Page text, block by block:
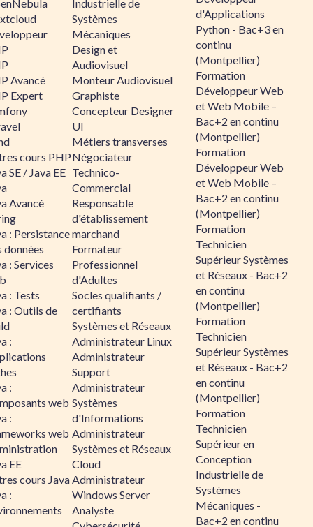
Avancé
Expert
cours PHP
SE / Java EE
Avancé
: Persistance
données
: Services
: Tests
: Outils de
:
:
web
:
web
EE
cours Java
:
Industrielle de
Systèmes
Mécaniques
Design et
Audiovisuel
Monteur Audiovisuel
Graphiste
Concepteur Designer
UI
Métiers transverses
Négociateur
Technico-
Commercial
Responsable
d'établissement
marchand
Formateur
Professionnel
d'Adultes
Socles qualifiants /
certifiants
Systèmes et Réseaux
Administrateur Linux
Administrateur
Support
Administrateur
Systèmes
d'Informations
Administrateur
Systèmes et Réseaux
Cloud
Administrateur
Windows Server
Analyste
d'Applications
Python - Bac+3 en
continu
(Montpellier)
Formation
Développeur Web
et Web Mobile –
Bac+2 en continu
(Montpellier)
Formation
Développeur Web
et Web Mobile –
Bac+2 en continu
(Montpellier)
Formation
Technicien
Supérieur Systèmes
et Réseaux - Bac+2
en continu
(Montpellier)
Formation
Technicien
Supérieur Systèmes
et Réseaux - Bac+2
en continu
(Montpellier)
Formation
Technicien
Supérieur en
Conception
Industrielle de
Systèmes
Mécaniques -
Bac+2 en continu